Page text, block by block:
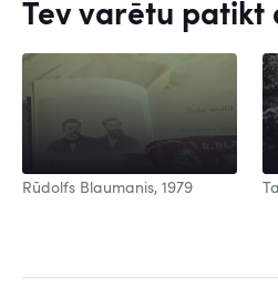
Tev varētu patikt
Rūdolfs Blaumanis, 1979